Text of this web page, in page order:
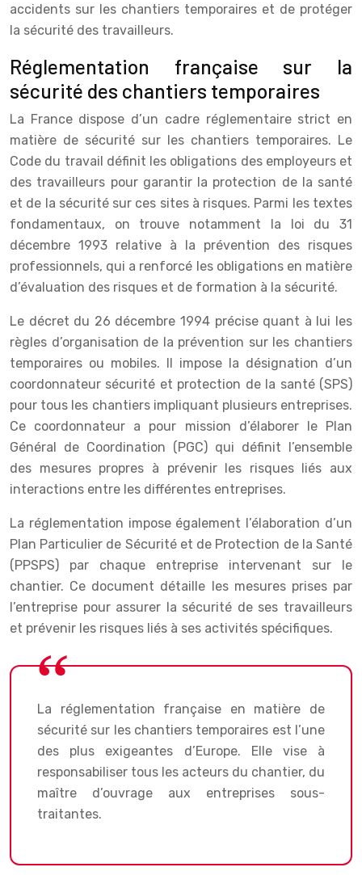
accidents sur les chantiers temporaires et de protéger
la sécurité des travailleurs.
Réglementation française sur la
sécurité des chantiers temporaires
La France dispose d’un cadre réglementaire strict en
matière de sécurité sur les chantiers temporaires. Le
Code du travail définit les obligations des employeurs et
des travailleurs pour garantir la protection de la santé
et de la sécurité sur ces sites à risques. Parmi les textes
fondamentaux, on trouve notamment la loi du 31
décembre 1993 relative à la prévention des risques
professionnels, qui a renforcé les obligations en matière
d’évaluation des risques et de formation à la sécurité.
Le décret du 26 décembre 1994 précise quant à lui les
règles d’organisation de la prévention sur les chantiers
temporaires ou mobiles. Il impose la désignation d’un
coordonnateur sécurité et protection de la santé (SPS)
pour tous les chantiers impliquant plusieurs entreprises.
Ce coordonnateur a pour mission d’élaborer le Plan
Général de Coordination (PGC) qui définit l’ensemble
des mesures propres à prévenir les risques liés aux
interactions entre les différentes entreprises.
La réglementation impose également l’élaboration d’un
Plan Particulier de Sécurité et de Protection de la Santé
(PPSPS) par chaque entreprise intervenant sur le
chantier. Ce document détaille les mesures prises par
l’entreprise pour assurer la sécurité de ses travailleurs
et prévenir les risques liés à ses activités spécifiques.
La réglementation française en matière de
sécurité sur les chantiers temporaires est l’une
des plus exigeantes d’Europe. Elle vise à
responsabiliser tous les acteurs du chantier, du
maître d’ouvrage aux entreprises sous-
traitantes.